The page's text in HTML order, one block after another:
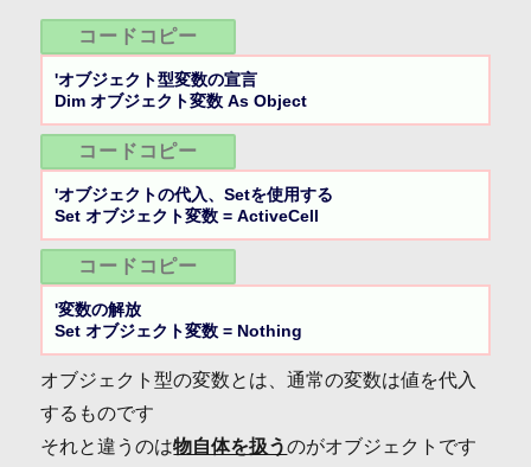
コードコピー
'オブジェクト型変数の宣言
Dim オブジェクト変数 As Object
コードコピー
'オブジェクトの代入、Setを使用する
Set オブジェクト変数 = ActiveCell
コードコピー
'変数の解放
Set オブジェクト変数 = Nothing
オブジェクト型の変数とは、通常の変数は値を代入
するものです
それと違うのは物自体を扱うのがオブジェクトです